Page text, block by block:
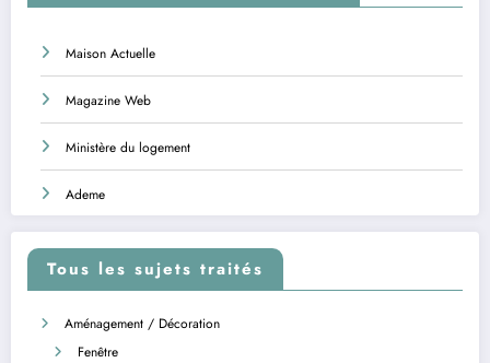
Maison Actuelle
Magazine Web
Ministère du logement
Ademe
Tous les sujets traités
Aménagement / Décoration
Fenêtre